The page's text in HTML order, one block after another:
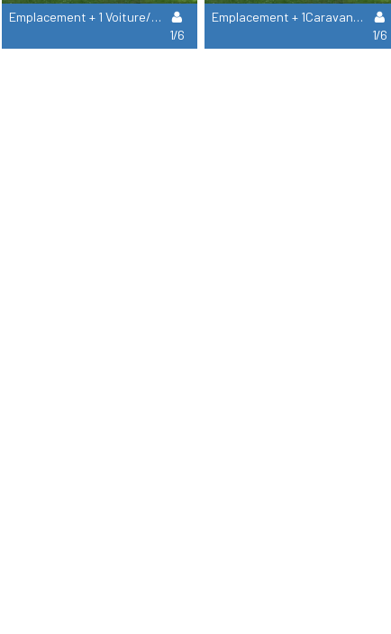
Emplacement + 1 Voiture/ Van + 1 Tente
1/6
Emplacement + 1Caravane / Camping-Car
1/6